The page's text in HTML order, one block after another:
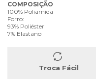
COMPOSIÇÃO
100% Poliamida
Forro:
93% Poliéster
7% Elastano
Troca Fácil